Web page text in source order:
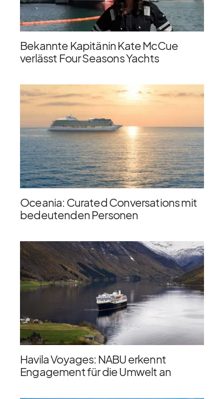
Bekannte Kapitänin Kate McCue
verlässt Four Seasons Yachts
Oceania: Curated Conversations mit
bedeutenden Personen
Havila Voyages: NABU erkennt
Engagement für die Umwelt an